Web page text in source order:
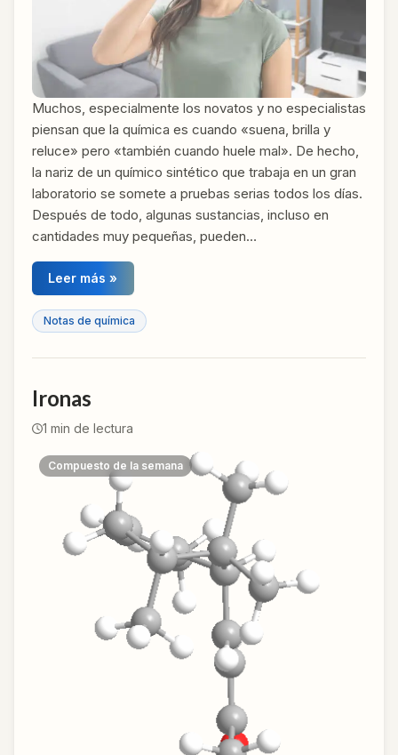
Muchos, especialmente los novatos y no especialistas
piensan que la química es cuando «suena, brilla y
reluce» pero «también cuando huele mal». De hecho,
la nariz de un químico sintético que trabaja en un gran
laboratorio se somete a pruebas serias todos los días.
Después de todo, algunas sustancias, incluso en
cantidades muy pequeñas, pueden…
Leer más »
Notas de química
Ironas
1 min de lectura
Compuesto de la semana